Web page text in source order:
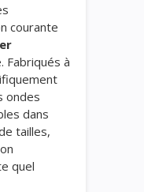
courante
Fabriqués à
ondes
dans
tailles,
quel